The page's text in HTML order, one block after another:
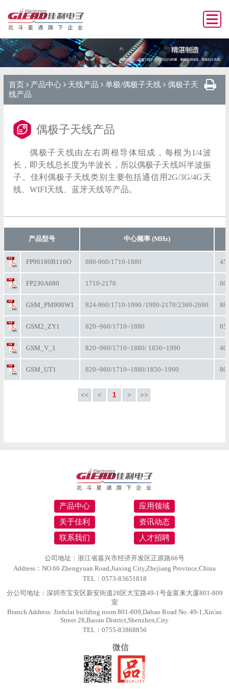
首页 产品中心 天线产品 单极/偶极子天线
偶极子天
线产品
偶极子天线产品
偶极子天线由左右两根导体组成，每根为1/4波
长，即天线总长度为半波长，所以偶极子天线叫半波振
子。佳利偶极子天线类别主要包括通信用2G/3G/4G天
线、WIFI天线、蓝牙天线等产品。
产品型号 中心频率 (MHz)
FP90180B116O 880-960/1710-1880
FP230A680 1710-2170 60
GSM_PM900W1 824-960/1710-1990 /1990-2170/2360-2690
GSM2_ZY1 820~960/1710~1880
GSM_V_1 820~960/1710~1880/ 1850~1990 40
GSM_UT1 820~960/1710~1880/1850~1990
<< < 1 > >>
产品中心
应用领域
关于佳利
资讯动态
联系我们
人才招聘
公司地址：浙江省嘉兴市经济开发区正原路66号
Address：NO.66 Zhengyuan Road,Jiaxing City,Zhejiang Province,China
TEL：0573-83651818
分公司地址：深圳市宝安区新安街道28区大宝路49-1号金富来大厦801-809
室
Branch Address: Jinfulai building room 801-809,Dabao Road No. 49-1,Xin'an
Street 28,Baoan District,Shenzhen,City
TEL：0755-83868856
微信